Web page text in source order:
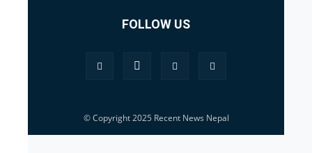
FOLLOW US
© Copyright 2025 Recent News Nepal